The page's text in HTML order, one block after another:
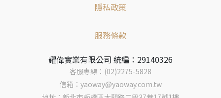
隱私政策
服務條款
耀偉實業有限公司 統編：29140326
客服專線：(02)2275-5828
信箱：yaoway@yaoway.com.tw